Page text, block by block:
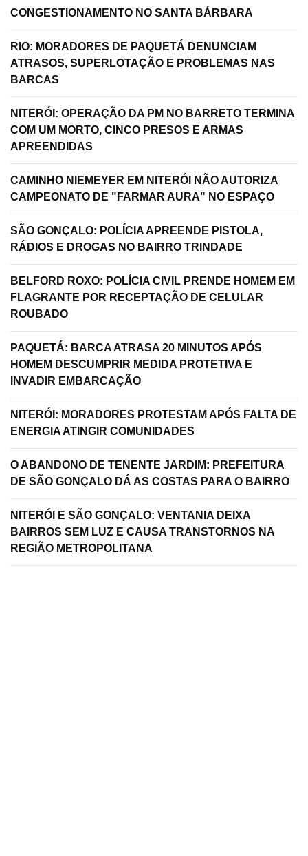
CONGESTIONAMENTO NO SANTA BÁRBARA
RIO: MORADORES DE PAQUETÁ DENUNCIAM
ATRASOS, SUPERLOTAÇÃO E PROBLEMAS NAS
BARCAS
NITERÓI: OPERAÇÃO DA PM NO BARRETO TERMINA
COM UM MORTO, CINCO PRESOS E ARMAS
APREENDIDAS
CAMINHO NIEMEYER EM NITERÓI NÃO AUTORIZA
CAMPEONATO DE "FARMAR AURA" NO ESPAÇO
SÃO GONÇALO: POLÍCIA APREENDE PISTOLA,
RÁDIOS E DROGAS NO BAIRRO TRINDADE
BELFORD ROXO: POLÍCIA CIVIL PRENDE HOMEM EM
FLAGRANTE POR RECEPTAÇÃO DE CELULAR
ROUBADO
PAQUETÁ: BARCA ATRASA 20 MINUTOS APÓS
HOMEM DESCUMPRIR MEDIDA PROTETIVA E
INVADIR EMBARCAÇÃO
NITERÓI: MORADORES PROTESTAM APÓS FALTA DE
ENERGIA ATINGIR COMUNIDADES
O ABANDONO DE TENENTE JARDIM: PREFEITURA
DE SÃO GONÇALO DÁ AS COSTAS PARA O BAIRRO
NITERÓI E SÃO GONÇALO: VENTANIA DEIXA
BAIRROS SEM LUZ E CAUSA TRANSTORNOS NA
REGIÃO METROPOLITANA